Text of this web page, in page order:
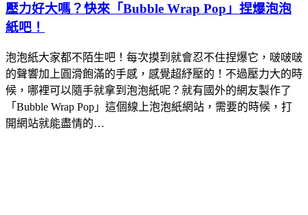
壓力好大嗎？快來「Bubble Wrap Pop」捏爆泡泡
紙吧！
泡泡紙大家都不陌生吧！每次摸到就會忍不住捏爆它，啵啵啵
的聲響加上圓滑飽滿的手感，感覺超紓壓的！不過壓力大的時
候，哪裡可以隨手就拿到泡泡紙呢？就有國外的網友製作了
「Bubble Wrap Pop」這個線上泡泡紙網站，需要的時候，打
開網站就能盡情的…